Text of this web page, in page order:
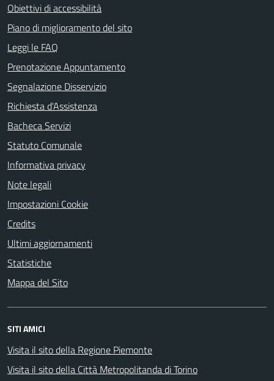
Obiettivi di accessibilità
Piano di miglioramento del sito
Leggi le FAQ
Prenotazione Appuntamento
Segnalazione Disservizio
Richiesta d'Assistenza
Bacheca Servizi
Statuto Comunale
Informativa privacy
Note legali
Impostazioni Cookie
Credits
Ultimi aggiornamenti
Statistiche
Mappa del Sito
SITI AMICI
Visita il sito della Regione Piemonte
Visita il sito della Città Metropolitanda di Torino